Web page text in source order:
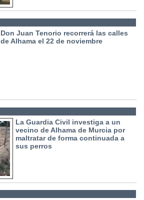
Don Juan Tenorio recorrerá las calles
de Alhama el 22 de noviembre
La Guardia Civil investiga a un
vecino de Alhama de Murcia por
maltratar de forma continuada a
sus perros